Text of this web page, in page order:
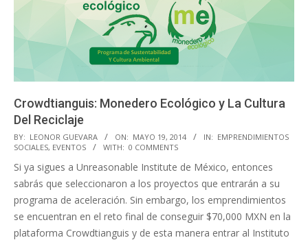
Crowdtianguis: Monedero Ecológico y La Cultura
Del Reciclaje
2014-
05-
19
BY: LEONOR GUEVARA ON: MAYO 19, 2014 IN: EMPRENDIMIENTOS
SOCIALES, EVENTOS WITH: 0 COMMENTS
Si ya sigues a Unreasonable Institute de México, entonces
sabrás que seleccionaron a los proyectos que entrarán a su
programa de aceleración. Sin embargo, los emprendimientos
se encuentran en el reto final de conseguir $70,000 MXN en la
plataforma Crowdtianguis y de esta manera entrar al Instituto